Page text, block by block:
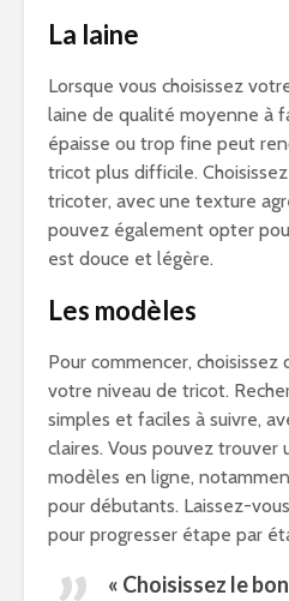
La laine
Lorsque vous choisissez
laine de qualité moyenne à
épaisse ou trop fine peut
tricot plus difficile.
tricoter, avec une texture
pouvez également opter
est douce et légère.
Les modèles
Pour commencer,
votre niveau de tricot.
simples et faciles à suivre,
claires. Vous pouvez trouver
modèles en ligne,
pour débutants. Laissez-
pour progresser étape par
« Choisissez le